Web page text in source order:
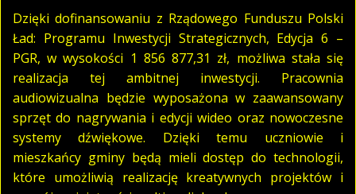
Dzięki dofinansowaniu z Rządowego Funduszu Polski
Ład: Programu Inwestycji Strategicznych, Edycja 6 –
PGR, w wysokości 1 856 877,31 zł, możliwa stała się
realizacja tej ambitnej inwestycji. Pracownia
audiowizualna będzie wyposażona w zaawansowany
sprzęt do nagrywania i edycji wideo oraz nowoczesne
systemy dźwiękowe. Dzięki temu uczniowie i
mieszkańcy gminy będą mieli dostęp do technologii,
które umożliwią realizację kreatywnych projektów i